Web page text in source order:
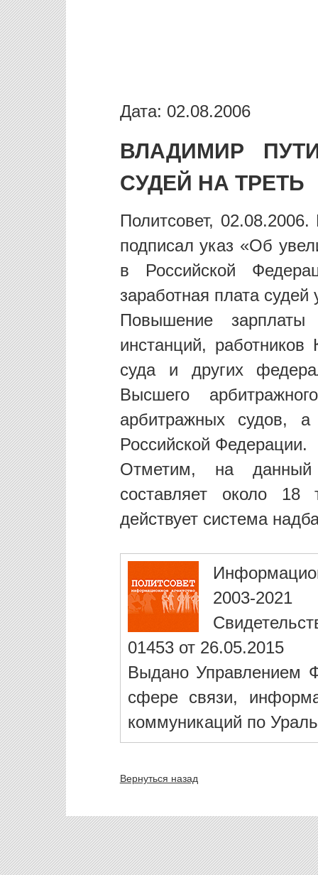
Дата: 02.08.2006
ВЛАДИМИР
СУДЕЙ НА ТРЕТЬ
Политсовет,
подписал указ «Об
в Российской
заработная плата судей
Повышение
инстанций, работников
суда и других
Высшего
арбитражных судов,
Российской Федерации.
Отметим, на
составляет около
действует система
2003-2021
01453 от 26.05.2015
Выдано Управлением
сфере связи,
коммуникаций по
Вернуться назад